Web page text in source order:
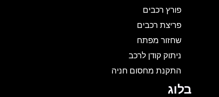
פורץ רכבים
פריצת רכבים
שחזור מפתח
ניתוק קודן לרכב
התקנת מחסום חניה
בלוג